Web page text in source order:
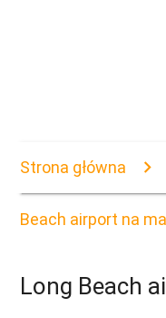
Strona główna
Beach airport na
Long Beach